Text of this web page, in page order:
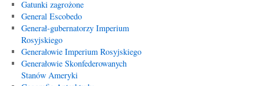
Gatunki zagrożone
General Escobedo
Generał-gubernatorzy Imperium
Rosyjskiego
Generałowie Imperium Rosyjskiego
Generałowie Skonfederowanych
Stanów Ameryki